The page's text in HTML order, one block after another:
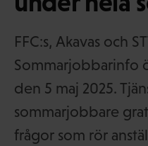
FFC:s, Akavas och
Sommarjobbarinfo
den 5 maj 2025.
sommarjobbare
frågor som rör